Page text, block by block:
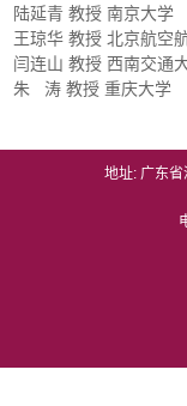
陆延青 教授 南京大学
王琼华 教授 北京航空
闫连山 教授 西南交通
朱 涛 教授 重庆大学
地址: 广东